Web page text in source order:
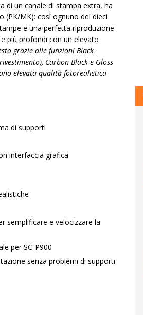
di un canale di stampa extra, ha
MK): così ognuno dei dieci
e una perfetta riproduzione
più profondi con un elevato
grazie alle funzioni Black
Carbon Black e Gloss
elevata qualità fotorealistica
di supporti
interfaccia grafica
semplificare e velocizzare la
per SC-P900
senza problemi di supporti